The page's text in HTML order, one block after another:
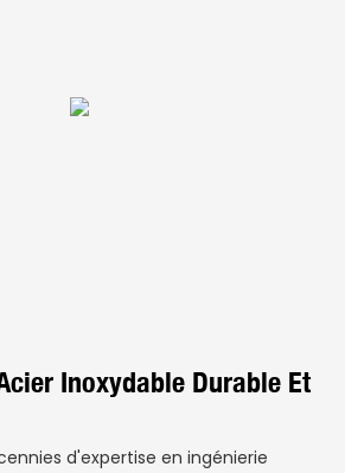
Inoxydable Durable Et
d'expertise en ingénierie